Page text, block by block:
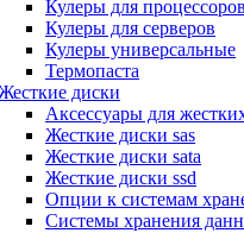
Микрофоны
Элементы
Портмоне, боксы,
Презентеры
Виртуальные очки
Аксессуары и опции для
Клавиатуры для
Сумки
Адаптеры и
Подставки
Док станции,
Кулеры для
Кулеры для серверов
Кулеры универсальные
Термопаста
диски
Аксессуары для
Жесткие диски sas
Жесткие диски sata
Жесткие диски ssd
Опции к системам
Системы хранения